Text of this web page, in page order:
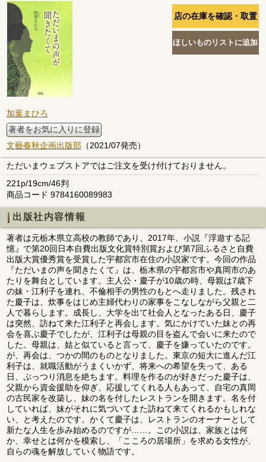
加葉まひろ
著者をお気に入りに登録
文藝春秋企画出版部 （2021/07発売）
ただいまウェブストアではご注文を受け付けておりません。
221p/19cm/46判
商品コード 9784160089983
出版社内容情報
著者は元栃木県立高校の教師であり、2017年、小説『浮遊する記
憶』で第20回日本自費出版文化賞特別賞および第7回ふるさと自費
出版大賞優秀賞を受賞した宇都宮市在住の小説家です。今回の作品
『ただいまの声を聞きたくて』は、栃木県の宇都宮市や真岡市のあ
たりを舞台としています。主人公・慶子が10歳の時、母親は7歳下
の妹・江利子を連れ、不倫相手の男性のもとへ走りました。残され
た慶子は、炊事をはじめ主婦代わりの家事をこなしながら父親と二
人で暮らします。成長し、大学を出て社会人となったある日、慶子
は突然、訪ねて来た江利子と再会します。気にかけていた妹との再
会を喜ぶ慶子でしたが、江利子は母親の目を盗んで会いに来たので
した。母親は、姑と似ていると言って、慶子を嫌っていたのです。
が、再会は、つかの間のものとなりました。東京の短大に進んだ江
利子は、就職活動がうまくいかず、将来への希望を失って、ある
日、ぷっつり消息を絶ちます。料理を作るのが好きだった慶子は、
父親から資金援助を仰ぎ、応援してくれる人もあって、自宅の真岡
の古民家を改築し、妹の名を付したレストランを開きます。名を付
していれば、妹がそれに気づいてまた訪ねて来てくれるかもしれな
い、と考えたのです。かくて慶子は、レストランのオーナーとして
新たな人生を歩み始めるのですが……。この小説は、家族とは何
か、幸せとは何かを模索し、「こころの居場所」を求める女性が、
自らの魂を解放していく物語です。